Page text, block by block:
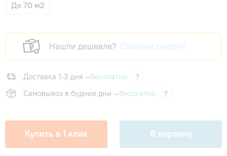
До 70 м2
Нашли дешевле? Сделаем скидку!
Доставка 1-3 дня —бесплатно
?
Самовывоз в будние дни —бесплатно ?
Купить в 1 клик В корзину